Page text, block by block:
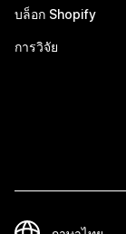
บล็อก Shopify
การวิจัย